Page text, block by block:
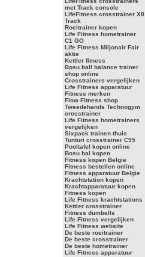
met Track console
LifeFitness crosstrainer X8
Track
Roeitrainer kopen
Life Fitness hometrainer
C1 GO
Life Fitness Miljonair Fair
aktie
Kettler fitness
Bosu ball balance trainer
shop online
Crosstrainers vergelijken
Life Fitness apparatuur
Fitness merken
Flow Fitness shop
Tweedehands Technogym
crosstrainer
Life Fitness hometrainers
vergelijken
Sixpack trainen thuis
Tunturi crosstrainer C95
Pooltafel kopen online
Bosu bal kopen
Fitness kopen Belgie
Fitness bestellen online
Fitness apparatuur Belgie
Krachtstation kopen
Krachtapparatuur kopen
Fitness kopen
Life Fitness krachtstations
Kettler crosstrainer
Fitness dumbells
Life Fitness vergelijken
Life Fitness website
De beste roeitrainer
De beste crosstrainer
De beste hometrainer
Life Fitness apparatuur